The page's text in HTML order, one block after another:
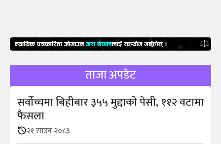
ताजा अपडेट
सर्वोच्चमा बिहीबार ३५५ मुद्दाको पेसी, ११२ वटामा
फैसला
२१ साउन २०८३